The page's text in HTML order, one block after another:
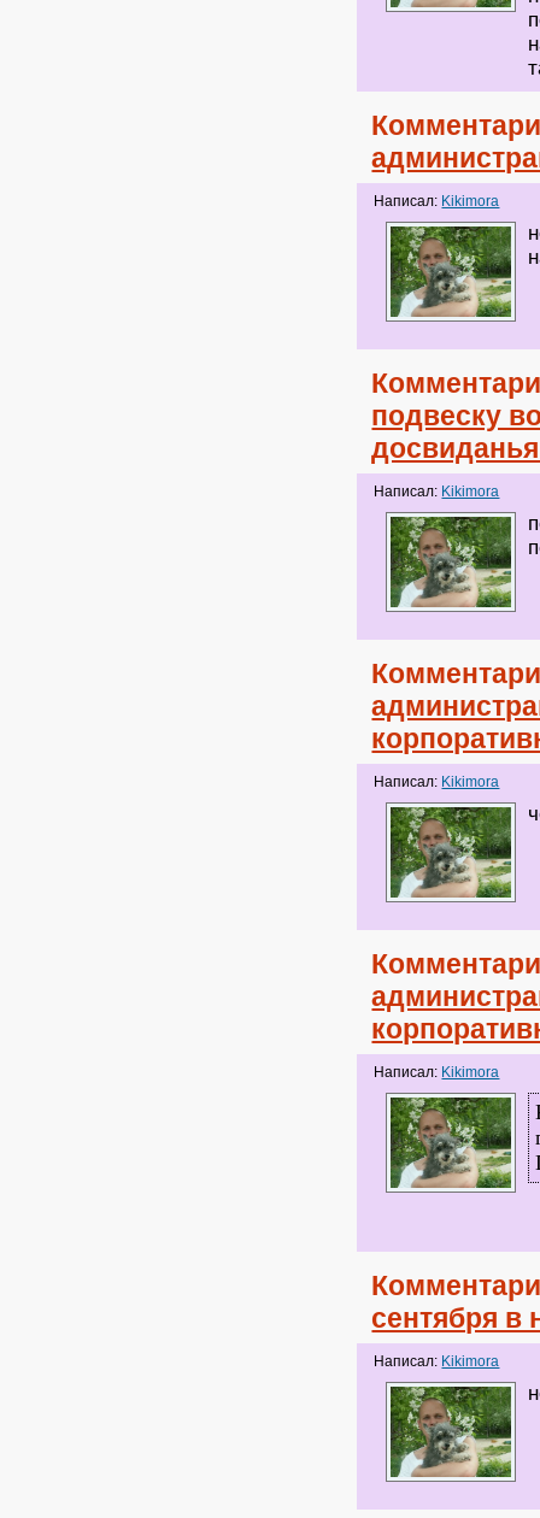
Написал: Kikimora
подвеску
Написал: Kikimora
Написал: Kikimora
Написал: Kikimora
сентября в
Написал: Kikimora